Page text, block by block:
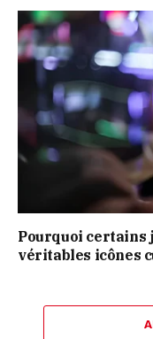
Pourquoi certains
véritables icônes